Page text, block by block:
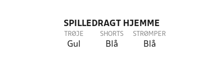
SPILLEDRAGT HJEMME
TRØJE
Gul
SHORTS
Blå
STRØMPER
Blå